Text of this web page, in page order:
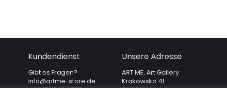
Kundendienst
Gibt es Fragen?
info@artme-store.de
+49 176 840 27 79
Unsere Adresse
ART ME. Art Gallery
Krakowska 41
31-066 Krakau